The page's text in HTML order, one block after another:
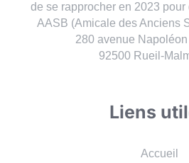
de se rapprocher en 2023
AASB (Amicale des Anciens
280 avenue
92500 Rueil-
Liens
Accueil